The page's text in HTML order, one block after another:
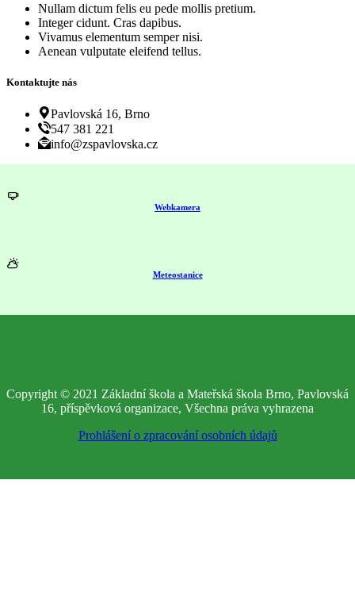
Nullam dictum felis eu pede mollis pretium.
Integer cidunt. Cras dapibus.
Vivamus elementum semper nisi.
Aenean vulputate eleifend tellus.
Kontaktujte nás
Pavlovská 16, Brno
547 381 221
info@zspavlovska.cz
Webkamera
Meteostanice
Copyright © 2021 Základní škola a Mateřská škola Brno, Pavlovská
16, příspěvková organizace, Všechna práva vyhrazena
Prohlášení o zpracování osobních údajů